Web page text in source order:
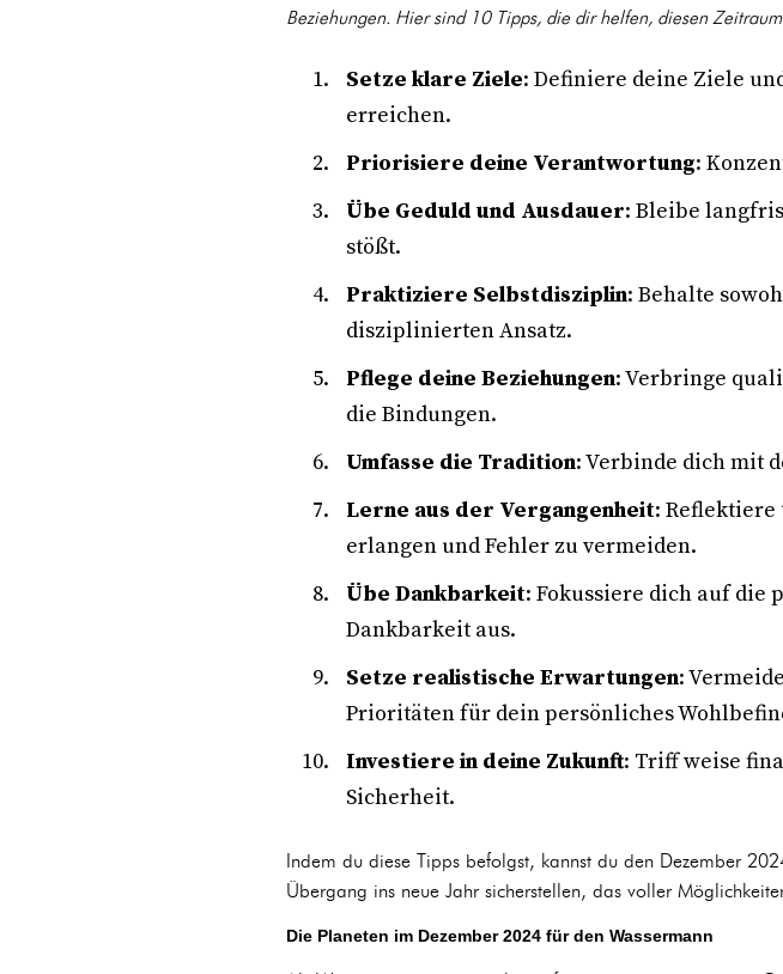
Beziehungen. Hier sind 10 Tipps, die dir helfen, diesen
Setze klare Ziele: Definiere deine Ziele
erreichen.
Priorisiere deine Verantwortung:
Übe Geduld und Ausdauer: Bleibe
stößt.
Praktiziere Selbstdisziplin: Behalte
disziplinierten Ansatz.
Pflege deine Beziehungen: Verbringe
die Bindungen.
Umfasse die Tradition: Verbinde dich mit
Lerne aus der Vergangenheit:
erlangen und Fehler zu vermeiden.
Übe Dankbarkeit: Fokussiere dich auf die
Dankbarkeit aus.
Setze realistische Erwartungen:
Prioritäten für dein persönliches
Investiere in deine Zukunft: Triff weise
Sicherheit.
Indem du diese Tipps befolgst, kannst du den Dezember
Übergang ins neue Jahr sicherstellen, das voller
Die Planeten im Dezember 2024 für den Wassermann